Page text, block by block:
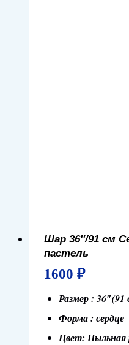
Шар 36″/91 см
пастель
1600 ₽
Размер : 36″(91
Форма : сердце
Цвет: Пыльная